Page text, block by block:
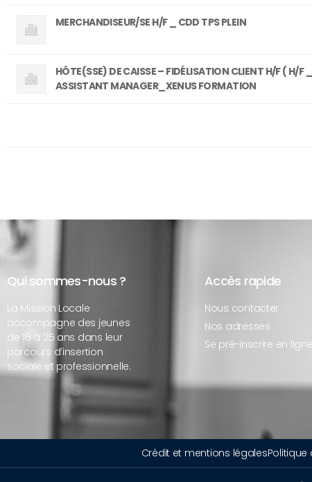
MERCHANDISEUR/SE H/F _ CDD TPS PLEIN
HÔTE(SSE) DE CAISSE – FIDÉLISATION CLIENT H/F (
ASSISTANT MANAGER_XENUS FORMATION
Qui sommes-nous ?
La Mission Locale
accompagne des jeunes
de 16 à 25 ans dans leur
parcours d’insertion
sociale et professionnelle.
Accès rapide
Nous contacter
Nos adresses
Se pré-inscrire en ligne
Crédit et mentions légales